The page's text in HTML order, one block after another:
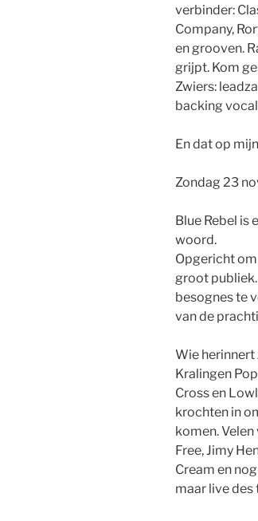
verbinder:
Company,
en grooven.
grijpt. Kom
Zwiers:
backing
En dat op
Zondag 23
Blue Rebel is
woord.
Opgericht
groot
besognes te
van de
Wie
Kralingen
Cross en
krochten in
komen.
Free, Jimy
Cream en
maar live des